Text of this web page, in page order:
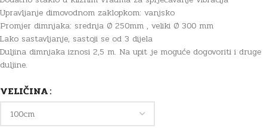
Upravljanje dimovodnom zaklopkom: vanjsko
Promjer dimnjaka: srednja Ø 250mm , veliki Ø 300 mm
Lako sastavljanje, sastoji se od 3 dijela
Duljina dimnjaka iznosi 2,5 m. Na upit je moguće dogovoriti i druge
duljine.
VELIČINA